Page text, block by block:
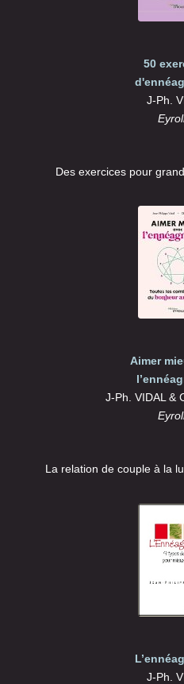
50
J-Ph.
Des exercices pour
Aimer
J-Ph. VIDAL &
La relation de couple à la
J-Ph.